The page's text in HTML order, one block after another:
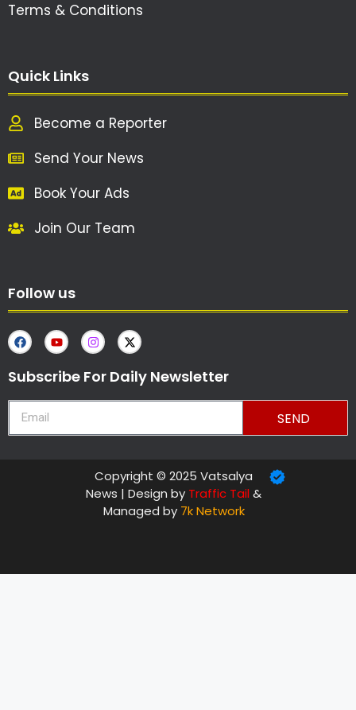
Terms & Conditions
Quick Links
Become a Reporter
Send Your News
Book Your Ads
Join Our Team
Follow us
Subscribe For Daily Newsletter
SEND
Copyright © 2025 Vatsalya
News | Design by Traffic Tail&
Managed by 7k Network